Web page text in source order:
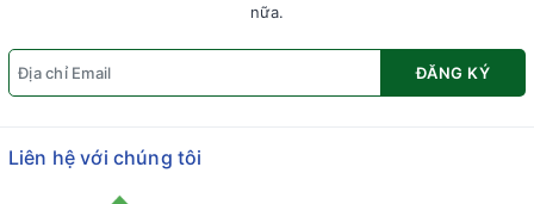
nữa.
ĐĂNG KÝ
Liên hệ với chúng tôi